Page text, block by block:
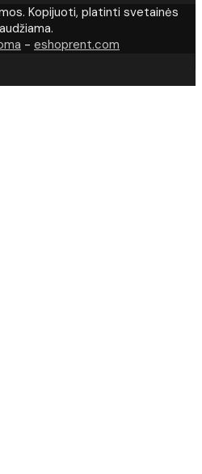
Kopijuoti, platinti svetainės
- eshoprent.com